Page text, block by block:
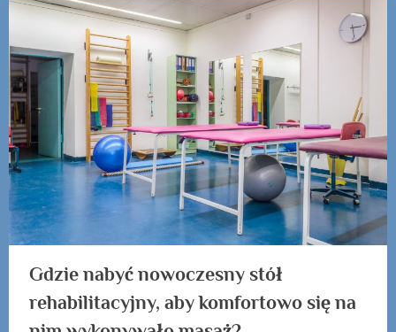
Gdzie nabyć nowoczesny stół
rehabilitacyjny, aby komfortowo się na